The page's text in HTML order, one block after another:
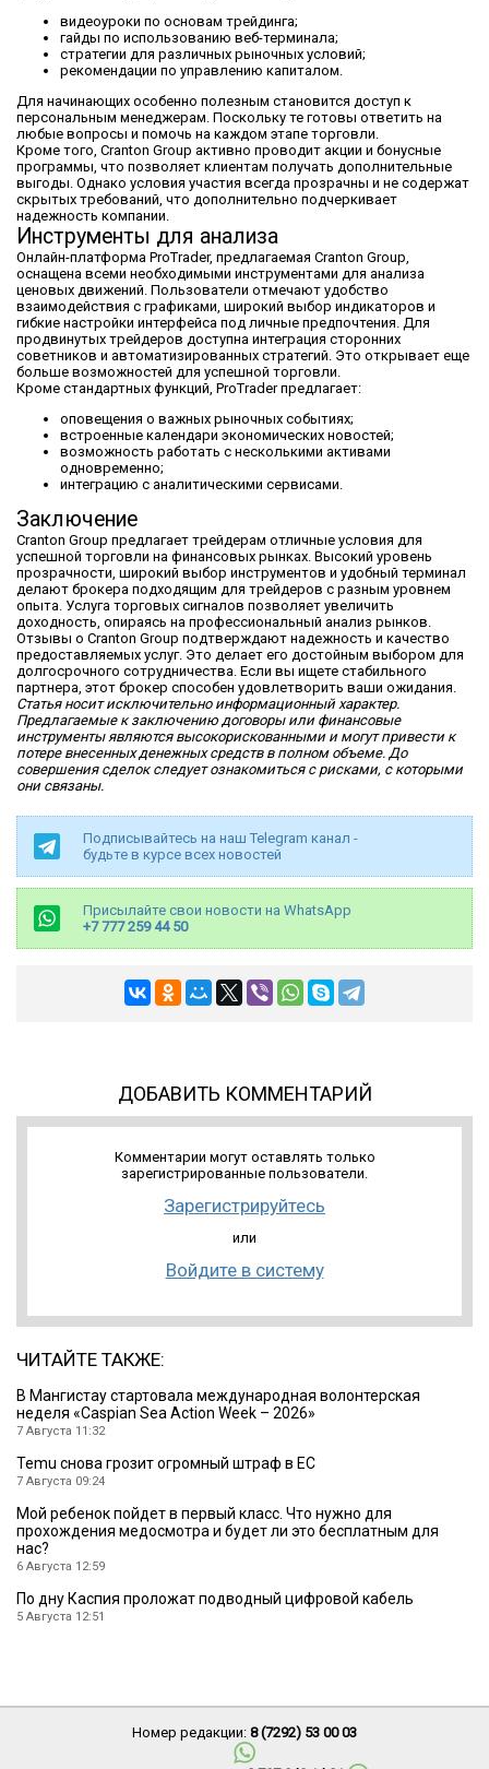
видеоуроки по основам трейдинга;
гайды по использованию веб-терминала;
стратегии для различных рыночных условий;
рекомендации по управлению капиталом.
Для начинающих особенно полезным становится доступ к
персональным менеджерам. Поскольку те готовы ответить на
любые вопросы и помочь на каждом этапе торговли.
Кроме того, Cranton Group активно проводит акции и бонусные
программы, что позволяет клиентам получать дополнительные
выгоды. Однако условия участия всегда прозрачны и не содержат
скрытых требований, что дополнительно подчеркивает
надежность компании.
Инструменты для анализа
Онлайн-платформа ProTrader, предлагаемая Cranton Group,
оснащена всеми необходимыми инструментами для анализа
ценовых движений. Пользователи отмечают удобство
взаимодействия с графиками, широкий выбор индикаторов и
гибкие настройки интерфейса под личные предпочтения. Для
продвинутых трейдеров доступна интеграция сторонних
советников и автоматизированных стратегий. Это открывает еще
больше возможностей для успешной торговли.
Кроме стандартных функций, ProTrader предлагает:
оповещения о важных рыночных событиях;
встроенные календари экономических новостей;
возможность работать с несколькими активами
одновременно;
интеграцию с аналитическими сервисами.
Заключение
Cranton Group предлагает трейдерам отличные условия для
успешной торговли на финансовых рынках. Высокий уровень
прозрачности, широкий выбор инструментов и удобный терминал
делают брокера подходящим для трейдеров с разным уровнем
опыта. Услуга торговых сигналов позволяет увеличить
доходность, опираясь на профессиональный анализ рынков.
Отзывы о Cranton Group подтверждают надежность и качество
предоставляемых услуг. Это делает его достойным выбором для
долгосрочного сотрудничества. Если вы ищете стабильного
партнера, этот брокер способен удовлетворить ваши ожидания.
Статья носит исключительно информационный характер.
Предлагаемые к заключению договоры или финансовые
инструменты являются высокорискованными и могут привести к
потере внесенных денежных средств в полном объеме. До
совершения сделок следует ознакомиться с рисками, с которыми
они связаны.
Подписывайтесь на наш Telegram канал -
будьте в курсе всех новостей
Присылайте свои новости на WhatsApp
+7 777 259 44 50
ДОБАВИТЬ КОММЕНТАРИЙ
Комментарии могут оставлять только
зарегистрированные пользователи.
Зарегистрируйтесь
или
Войдите в систему
ЧИТАЙТЕ ТАКЖЕ:
B Мангистау стартовала международная волонтерская
неделя «Caspian Sea Action Week – 2026»
7 Августа 11:32
Temu снова грозит огромный штраф в ЕС
7 Августа 09:24
Мой ребенок пойдет в первый класс. Что нужно для
прохождения медосмотра и будет ли это бесплатным для
нас?
6 Августа 12:59
По дну Каспия проложат подводный цифровой кабель
5 Августа 12:51
Номер редакции: 8 (7292) 53 00 03